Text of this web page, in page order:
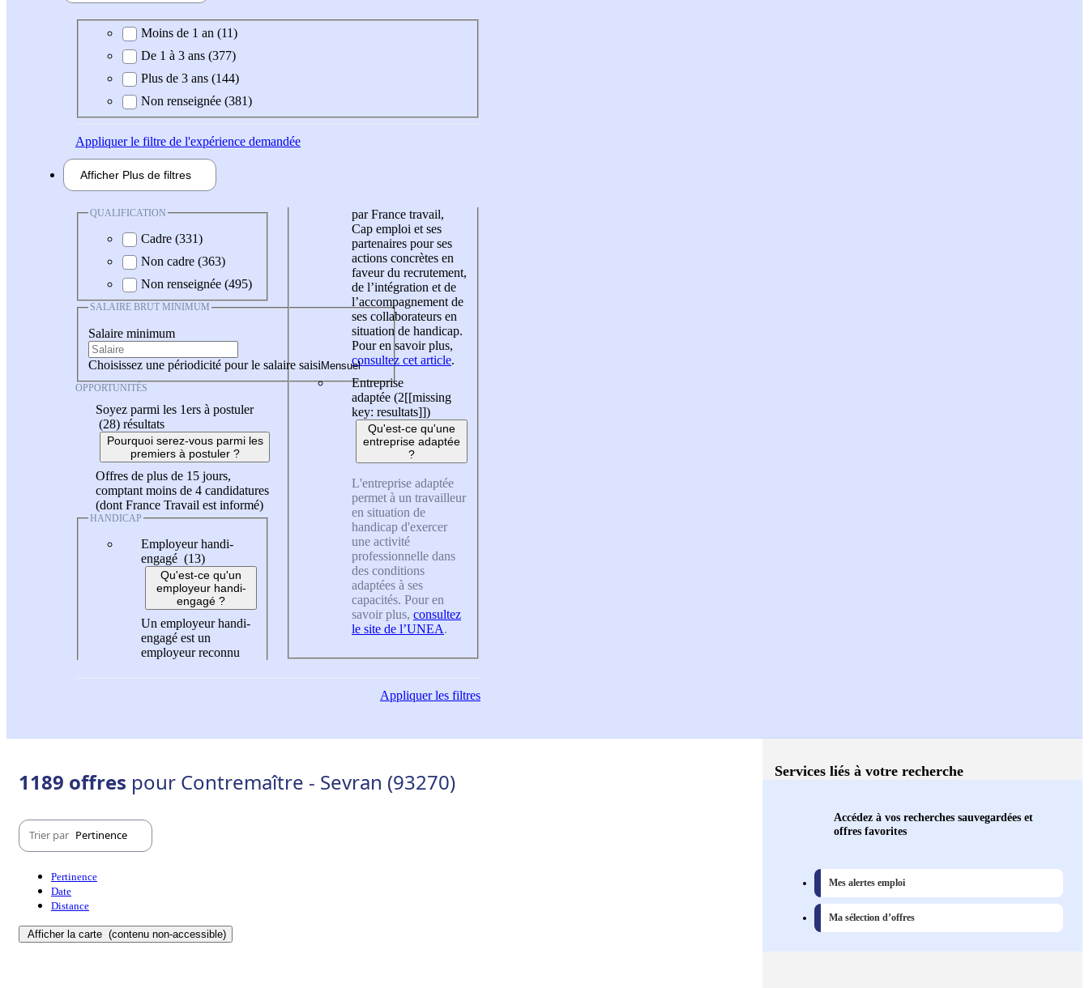
Expérience demandée
Moins de 1 an (11)
De 1 à 3 ans (377)
Plus de 3 ans (144)
Non renseignée (381)
Appliquerle filtre de l'expérience demandée
Afficher Plus de filtres
QUALIFICATION
Cadre (331)
Non cadre (363)
Non renseignée (495)
SALAIRE BRUT MINIMUM
Salaire minimum
Choisissez une périodicité pour le salaire saisi
OPPORTUNITÉS
Soyez parmi les 1ers à postuler
(28) résultats
Pourquoi serez-vous parmi les
premiers à postuler ?
Offres de plus de 15 jours,
comptant moins de 4 candidatures
(dont France Travail est informé)
HANDICAP
Employeur handi-
engagé (13)
Qu'est-ce qu'un
employeur handi-
engagé ?
Un employeur handi-
engagé est un
employeur reconnu
par France travail,
Cap emploi et ses
partenaires pour ses
actions concrètes en
faveur du recrutement,
de l’intégration et de
l’accompagnement de
ses collaborateurs en
situation de handicap.
Pour en savoir plus,
consultez cet article.
Entreprise
adaptée (2[[missing
key: resultats]])
Qu'est-ce qu'une
entreprise adaptée
?
L'entreprise adaptée
permet à un travailleur
en situation de
handicap d'exercer
une activité
professionnelle dans
des conditions
adaptées à ses
capacités. Pour en
savoir plus, consultez
le site de l’UNEA.
Appliquerles filtres
1189 offres pour Contremaître - Sevran (93270)
Trier par Pertinence
Pertinence
Date
Distance
Afficher la carte (contenu non-accessible)
Services liés à votre recherche
Accédez à vos recherches sauvegardées et
offres favorites
Mes alertes emploi
Ma sélection d’offres